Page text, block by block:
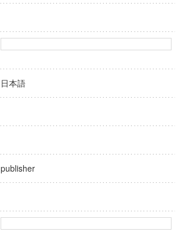
日本語
publisher